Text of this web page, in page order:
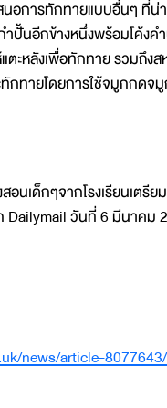
อการทักทายแบบอื่นๆ ที่น่
ปั้นอีกข้างหนึ่งพร้อมโค้ง
ะหลังเพื่อทักทาย รวมถึง
กทายโดยการใช้จมูกกดจ
เด็กๆจากโรงเรียนเตรีย
วันที่ 6 มีนาคม
news/article-